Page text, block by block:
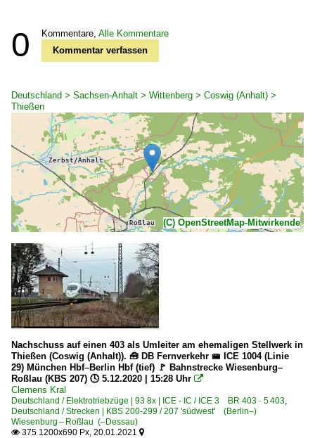
0 Kommentare, Alle Kommentare
Kommentar verfassen
Deutschland > Sachsen-Anhalt > Wittenberg > Coswig (Anhalt) >
Thießen
(C) OpenStreetMap-Mitwirkende
Nachschuss auf einen 403 als Umleiter am ehemaligen Stellwerk in
Thießen (Coswig (Anhalt)). 🧰 DB Fernverkehr 🚝 ICE 1004 (Linie
29) München Hbf–Berlin Hbf (tief) 🚩 Bahnstrecke Wiesenburg–
Roßlau (KBS 207) 🕓 5.12.2020 | 15:28 Uhr 
Clemens Kral
Deutschland / Elektrotriebzüge | 93 8x | ICE - IC / ICE 3 BR 403 · 5 403
Deutschland / Strecken | KBS 200-299 / 207 'südwest' (Berlin–)
Wiesenburg – Roßlau (–Dessau)
 375 1200x690 Px, 20.01.2021 